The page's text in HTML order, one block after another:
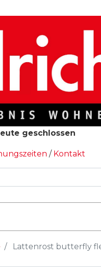
geschlossen
/ Kontakt
Lattenrost butterfly